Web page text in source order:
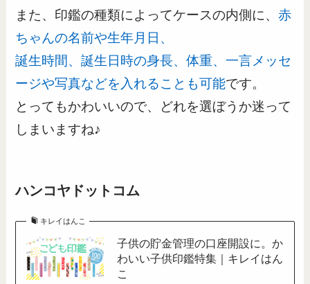
また、印鑑の種類によってケースの内側に、赤
ちゃんの名前や生年月日、
誕生時間、誕生日時の身長、体重、一言メッセ
ージや写真などを入れることも可能です。
とってもかわいいので、どれを選ぼうか迷って
しまいますね♪
ハンコヤドットコム
キレイはんこ
子供の貯金管理の口座開設に。か
わいい子供印鑑特集｜キレイはん
こ